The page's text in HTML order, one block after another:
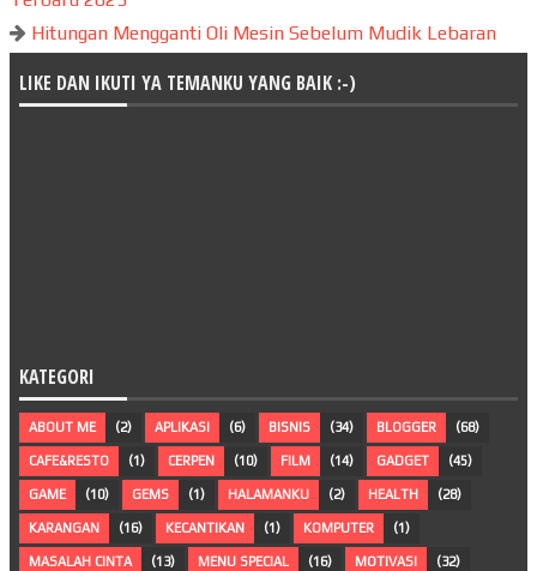
Hitungan Mengganti Oli Mesin Sebelum Mudik Lebaran
LIKE DAN IKUTI YA TEMANKU YANG BAIK :-)
KATEGORI
ABOUT ME (2) APLIKASI (6) BISNIS (34) BLOGGER (68)
CAFE&RESTO (1) CERPEN (10) FILM (14) GADGET (45)
GAME (10) GEMS (1) HALAMANKU (2) HEALTH (28)
KARANGAN (16) KECANTIKAN (1) KOMPUTER (1)
MASALAH CINTA (13) MENU SPECIAL (16) MOTIVASI (32)